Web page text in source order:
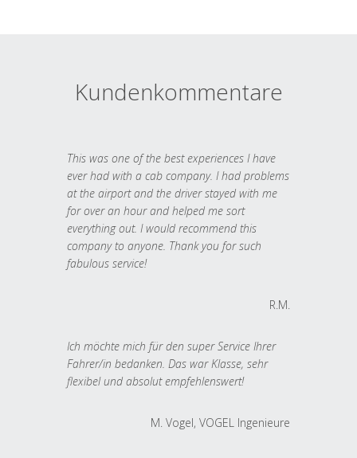
Kundenkommentare
This was one of the best experiences I have
ever had with a cab company. I had problems
at the airport and the driver stayed with me
for over an hour and helped me sort
everything out. I would recommend this
company to anyone. Thank you for such
fabulous service!
R.M.
Ich möchte mich für den super Service Ihrer
Fahrer/in bedanken. Das war Klasse, sehr
flexibel und absolut empfehlenswert!
M. Vogel, VOGEL Ingenieure